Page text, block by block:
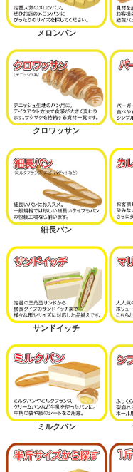
メロンパン
クロワッサン
細長パン
サンドイッチ
ミルクパン